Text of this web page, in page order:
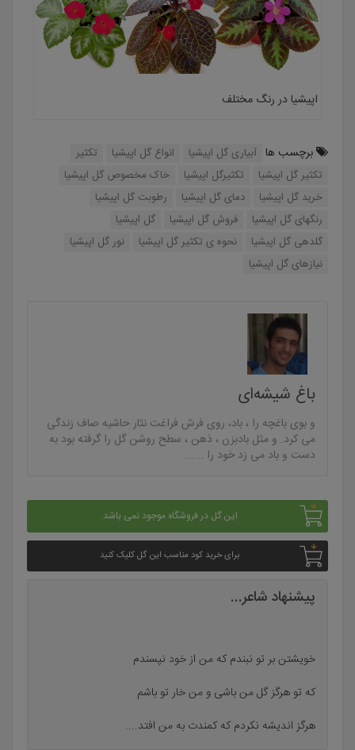
اپیشیا در رنگ مختلف
برچسب ها آبیاری گل اپیشیا انواع گل اپیشیا
تکثیر
تکثیر گل اپیشیا
تکثیرگل اپیشیا
خاک مخصوص گل اپیشیا
خرید گل اپیشیا
دمای گل اپیشیا
رطوبت گل اپیشیا
رنگهای گل اپیشیا
فروش گل اپیشیا
گل اپیشیا
گلدهی گل اپیشیا
نحوه ی تکثیر گل اپیشیا
نور گل اپیشیا
نیازهای گل اپیشیا
باغ شیشه‌ای
و بوی باغچه را ، باد، روی فرش فراغت نثار حاشیه صاف زندگی
می کرد. و مثل بادبزن ، ذهن ، سطح روشن گل را گرفته بود به
دست و باد می زد خود را ......
این گل در فروشگاه موجود نمی باشد.
برای خرید کود مناسب این گل کلیک کنید
پیشنهاد شاعر...
خویشتن بر تو نبندم که من از خود نپسندم
که تو هرگز گل من باشی و من خار تو باشم
هرگز اندیشه نکردم که کمندت به من افتد....